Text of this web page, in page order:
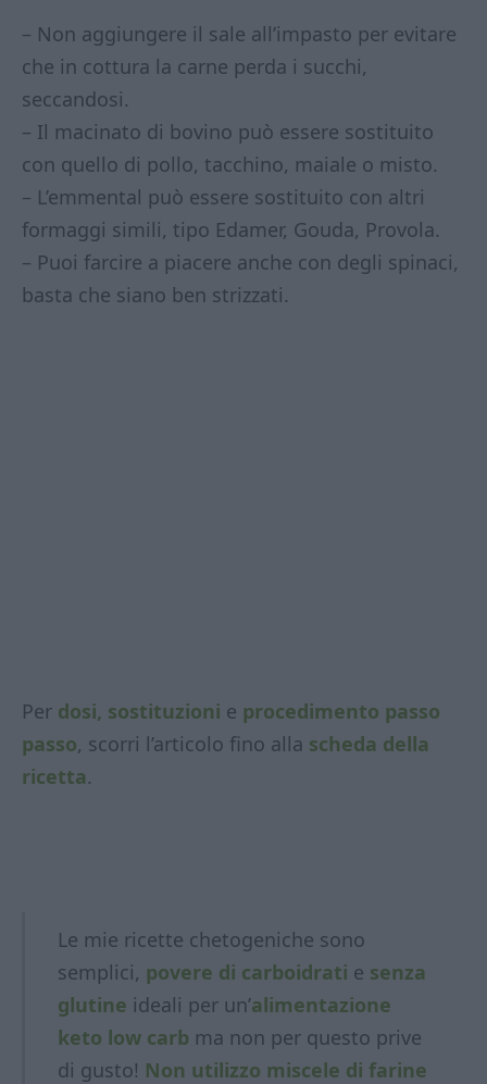
– Non aggiungere il sale all’impasto per evitare
che in cottura la carne perda i succhi,
seccandosi.
– Il macinato di bovino può essere sostituito
con quello di pollo, tacchino, maiale o misto.
– L’emmental può essere sostituito con altri
formaggi simili, tipo Edamer, Gouda, Provola.
– Puoi farcire a piacere anche con degli spinaci,
basta che siano ben strizzati.
Per dosi, sostituzioni e procedimento passo
passo, scorri l’articolo fino alla scheda della
ricetta.
Le mie ricette chetogeniche sono
semplici, povere di carboidrati e senza
glutine ideali per un’alimentazione
keto low carb ma non per questo prive
di gusto! Non utilizzo miscele di farine